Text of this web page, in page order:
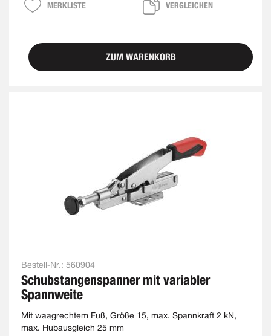
MERKLISTE VERGLEICHEN
ZUM WARENKORB
Bestell-Nr.: 560904
Schubstangenspanner mit variabler
Spannweite
Mit waagrechtem Fuß, Größe 15, max. Spannkraft 2 kN,
max. Hubausgleich 25 mm